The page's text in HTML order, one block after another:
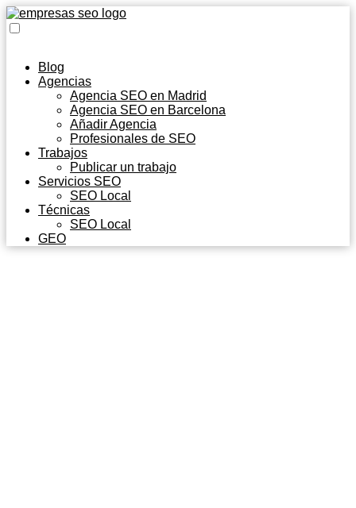
Blog
Agencias
Agencia SEO en Madrid
Agencia SEO en Barcelona
Añadir Agencia
Profesionales de SEO
Trabajos
Publicar un trabajo
Servicios SEO
SEO Local
Técnicas
SEO Local
GEO